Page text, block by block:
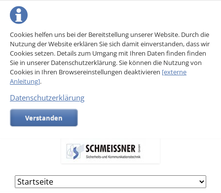
Cookies helfen uns bei der Bereitstellung unserer Website. Durch die
Nutzung der Website erklären Sie sich damit einverstanden, dass wir
Cookies setzen. Details zum Umgang mit Ihren Daten finden finden
Sie in unserer Datenschutzerklärung. Sie können die Nutzung von
Cookies in Ihren Browsereinstellungen deaktivieren [externe
Anleitung].
Datenschutzerklärung
Verstanden
Navigation
überspringen